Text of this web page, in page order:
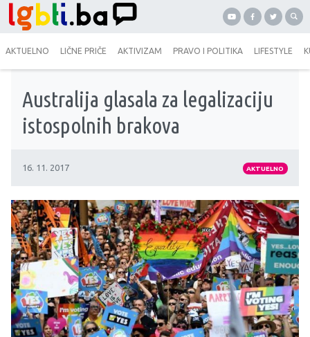
AKTUELNO LIČNE PRIČE AKTIVIZAM PRAVO I POLITIKA LIFESTYLE
Australija glasala za legalizaciju
istospolnih brakova
16. 11. 2017 AKTUELNO